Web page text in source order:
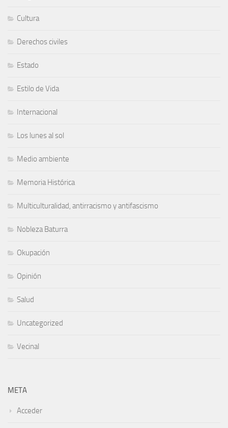
Cultura
Derechos civiles
Estado
Estilo de Vida
Internacional
Los lunes al sol
Medio ambiente
Memoria Histórica
Multiculturalidad, antirracismo y antifascismo
Nobleza Baturra
Okupación
Opinión
Salud
Uncategorized
Vecinal
META
Acceder